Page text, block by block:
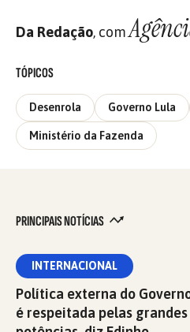
Da Redação, com
TÓPICOS
Desenrola Governo Lula
Ministério da Fazenda
PRINCIPAIS NOTÍCIAS
INTERNACIONAL
Política externa do
é respeitada pelas grandes